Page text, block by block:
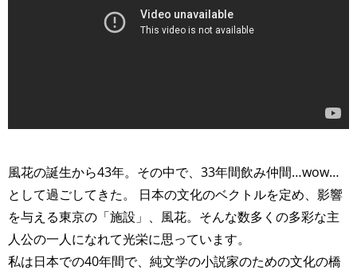
風花の誕生から43年。その中で、33年間飲み仲間…wow…
として過ごしてきた。 日本の文化のベクトルを定め、影響
を与える東京の「施設」、風花。そんな数多くの多彩な主
人公の一人になれて光栄に思っています。
私は日本での40年間で、純文学の小説家のための文化の橋